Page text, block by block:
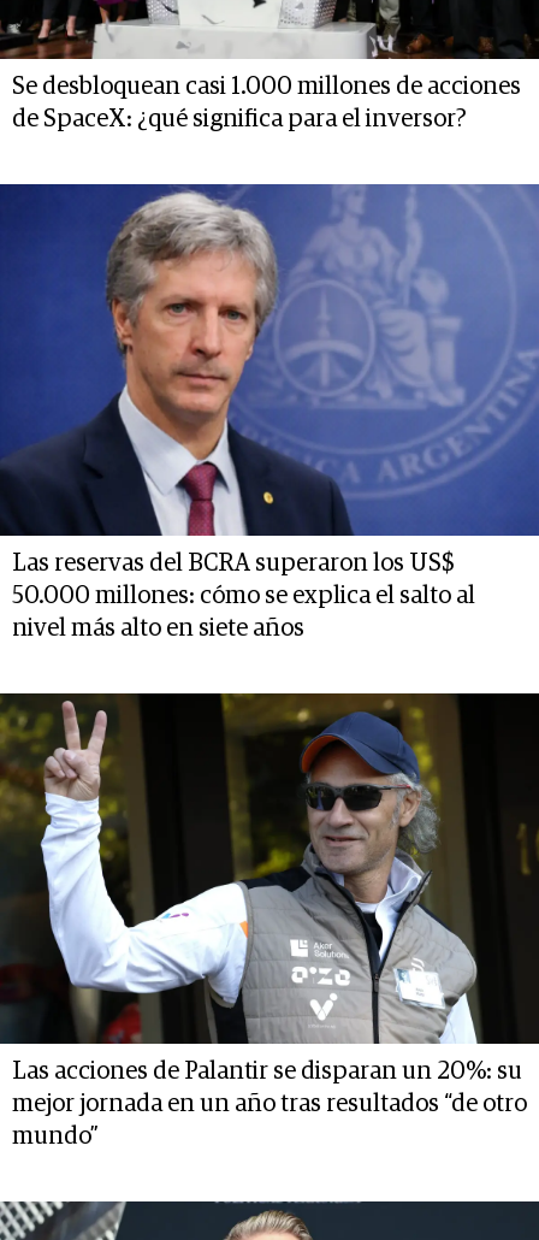
Se desbloquean casi 1.000 millones de acciones
de SpaceX: ¿qué significa para el inversor?
Las reservas del BCRA superaron los US$
50.000 millones: cómo se explica el salto al
nivel más alto en siete años
Las acciones de Palantir se disparan un 20%: su
mejor jornada en un año tras resultados “de otro
mundo”